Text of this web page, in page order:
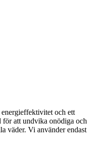
och ett
för att undvika onödiga och
väder. Vi använder endast